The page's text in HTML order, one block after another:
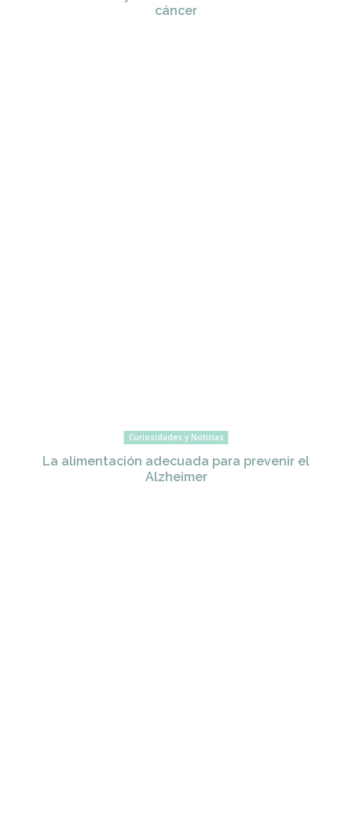
cáncer
Curiosidades y Noticias
La alimentación adecuada para prevenir el
Alzheimer